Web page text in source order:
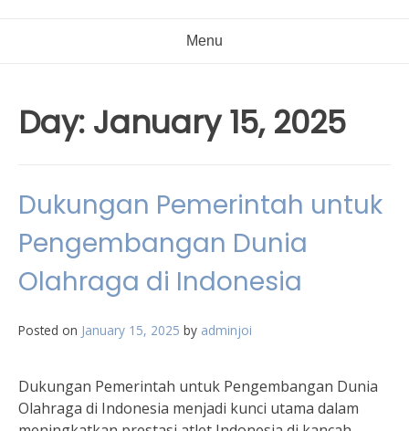
Menu
Day: January 15, 2025
Dukungan Pemerintah untuk
Pengembangan Dunia
Olahraga di Indonesia
Posted on January 15, 2025 by adminjoi
Dukungan Pemerintah untuk Pengembangan Dunia
Olahraga di Indonesia menjadi kunci utama dalam